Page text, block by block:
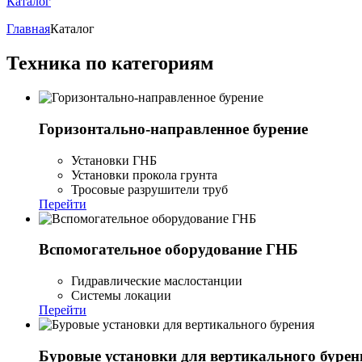
ГлавнаяКаталог
Техника по категориям
Горизонтально-направленное бурение
Установки ГНБ
Установки прокола грунта
Тросовые разрушители труб
Перейти
Вспомогательное оборудование ГНБ
Гидравлические маслостанции
Системы локации
Перейти
Буровые установки для вертикального